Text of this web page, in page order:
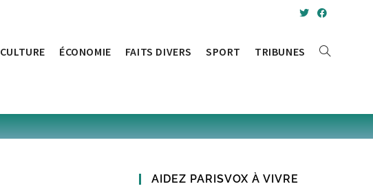
CULTURE ÉCONOMIE FAITS DIVERS SPORT TRIBUNES TOGGLE
AIDEZ PARISVOX À VIVRE